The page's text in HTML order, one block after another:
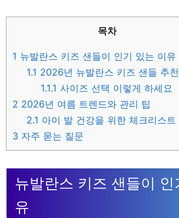
목차
1 뉴발란스 키즈 샌들이 인기 있는 이유
1.1 2026년 뉴발란스 키즈 샌들 추
1.1.1 사이즈 선택 이렇게 하세요
2 2026년 여름 트렌드와 관리 팁
2.1 아이 발 건강을 위한 체크리스트
3 자주 묻는 질문
뉴발란스 키즈 샌들이 인
유